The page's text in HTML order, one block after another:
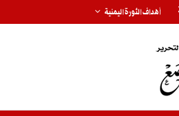
أهداف الثورة اليمنية